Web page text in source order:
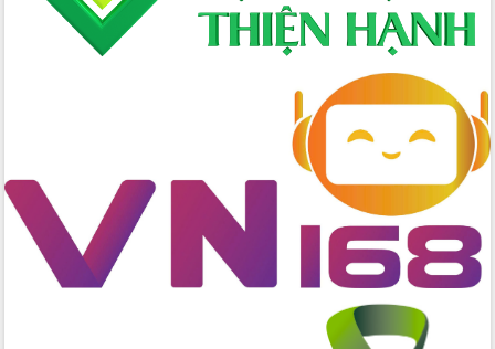
Đắk Lắk phát động hưởng ứng Ngày
Quyền của người tiêu dùng Việt Nam
Lương Văn Chánh năm 2026
Phó Bí thư Tỉnh ủy Đắk Lắk Đỗ Hữu
Huy giữ chức Bí thư Đảng ủy Ủy Ban
Nhân dân tỉnh
Bệnh án điện tử thúc đẩy chuyển đổi